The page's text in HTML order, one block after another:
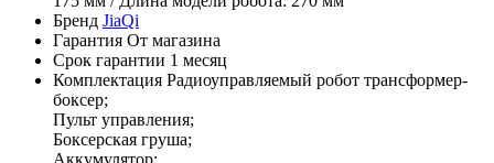
Бренд JiaQi
Гарантия От магазина
Срок гарантии 1 месяц
Комплектация Радиоуправляемый робот трансформер-
боксер;
Пульт управления;
Боксерская груша;